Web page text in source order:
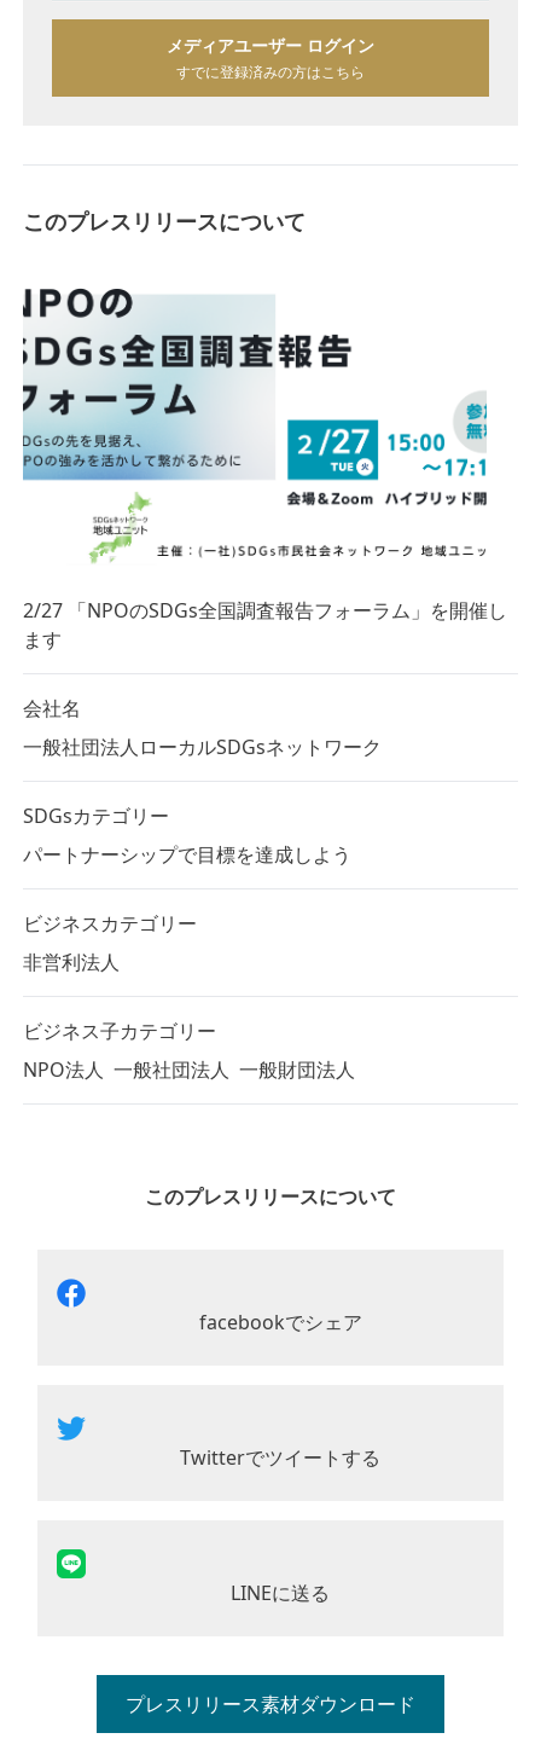
メディアユーザー ログイン
すでに登録済みの方はこちら
このプレスリリースについて
2/27 「NPOのSDGs全国調査報告フォーラム」を開催し
ます
会社名
一般社団法人ローカルSDGsネットワーク
SDGsカテゴリー
パートナーシップで目標を達成しよう
ビジネスカテゴリー
非営利法人
ビジネス子カテゴリー
NPO法人 一般社団法人 一般財団法人
このプレスリリースについて
facebookでシェア
Twitterでツイートする
LINEに送る
プレスリリース素材ダウンロード